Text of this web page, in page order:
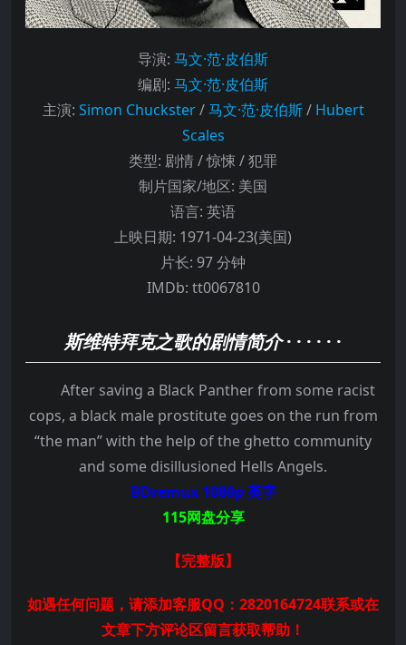
导演: 马文·范·皮伯斯
编剧: 马文·范·皮伯斯
主演: Simon Chuckster/马文·范·皮伯斯/ Hubert
Scales
类型: 剧情 / 惊悚 / 犯罪
制片国家/地区: 美国
语言: 英语
上映日期: 1971-04-23(美国)
片长: 97 分钟
IMDb: tt0067810
斯维特拜克之歌的剧情简介· · · · · ·
After saving a Black Panther from some racist
cops, a black male prostitute goes on the run from
“the man” with the help of the ghetto community
and some disillusioned Hells Angels.
BDremux 1080p 英字
115网盘分享
【完整版】
如遇任何问题，请添加客服QQ：2820164724联系或在
文章下方评论区留言获取帮助！